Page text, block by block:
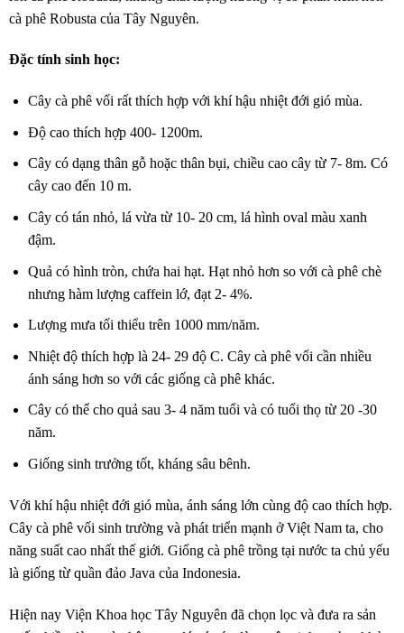
cà phê Robusta của Tây Nguyên.
Đặc tính sinh học:
Cây cà phê vối rất thích hợp với khí hậu nhiệt đới gió mùa.
Độ cao thích hợp 400- 1200m.
Cây có dạng thân gỗ hoặc thân bụi, chiều cao cây từ 7- 8m. Có
cây cao đến 10 m.
Cây có tán nhỏ, lá vừa từ 10- 20 cm, lá hình oval màu xanh
đậm.
Quả có hình tròn, chứa hai hạt. Hạt nhỏ hơn so với cà phê chè
nhưng hàm lượng caffein lớ, đạt 2- 4%.
Lượng mưa tối thiểu trên 1000 mm/năm.
Nhiệt độ thích hợp là 24- 29 độ C. Cây cà phê vối cần nhiều
ánh sáng hơn so với các giống cà phê khác.
Cây có thể cho quả sau 3- 4 năm tuổi và có tuổi thọ từ 20 -30
năm.
Giống sinh trưởng tốt, kháng sâu bênh.
Với khí hậu nhiệt đới gió mùa, ánh sáng lớn cùng độ cao thích hợp.
Cây cà phê vối sinh trường và phát triển mạnh ở Việt Nam ta, cho
năng suất cao nhất thế giới. Giống cà phê trồng tại nước ta chủ yếu
là giống từ quần đảo Java của Indonesia.
Hiện nay Viện Khoa học Tây Nguyên đã chọn lọc và đưa ra sản